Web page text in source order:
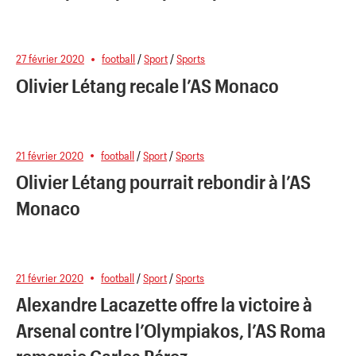
27 février 2020 football /Sport/Sports
Olivier Létang recale l’AS Monaco
21 février 2020 football /Sport /Sports
Olivier Létang pourrait rebondir à l’AS
Monaco
21 février 2020 football /Sport /Sports
Alexandre Lacazette offre la victoire à
Arsenal contre l’Olympiakos, l’AS Roma